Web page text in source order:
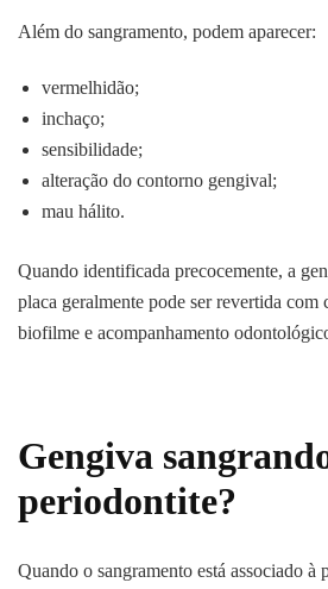
Além do sangramento, podem aparecer:
vermelhidão;
inchaço;
sensibilidade;
alteração do contorno gengival;
mau hálito.
Quando identificada precocemente, a
placa geralmente pode ser revertida com
biofilme e acompanhamento
Gengiva
periodontite?
Quando o sangramento está associado à